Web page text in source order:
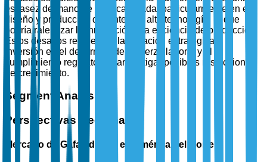
escasez de mano de obra calificada, particularmente en el
diseño y producción de lentes de alta tecnología, lo que
podría ralentizar la innovación y la eficiencia de producción.
Estos desafíos requieren planificación estratégica e
inversión en el desarrollo de la fuerza laboral y el
cumplimiento regulatorio para mitigar posibles restricciones
de crecimiento.
Segment Analysis
Perspectivas Regionales
Mercado de Gafas de Sol en América del Norte